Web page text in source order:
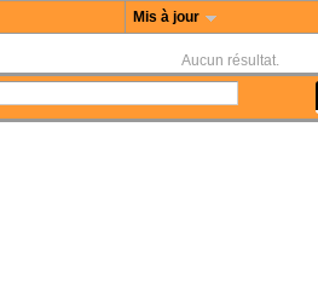
Mis à jour
Aucun résultat.